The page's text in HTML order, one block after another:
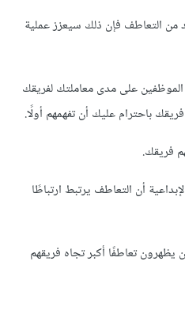
من التعاطف فإن ذلك سيعزز عملية
الموظفين على مدى معاملتك لفريقك
باحترام عليك أن تفهمهم أولًا.
فريقك.
أن التعاطف يرتبط ارتباطًا
يظهرون تعاطفًا أكبر تجاه فريقهم